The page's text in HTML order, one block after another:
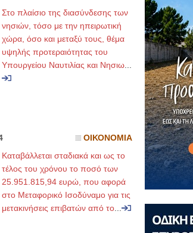
Στο πλαίσιο της διασύνδεσης των
νησιών, τόσο με την ηπειρωτική
χώρα, όσο και μεταξύ τους, θέμα
υψηλής προτεραιότητας του
Υπουργείου Ναυτιλίας και Νησιω...
ΟΙΚΟΝΟΜΙΑ
Καταβάλλεται σταδιακά και ως το
τέλος του χρόνου το ποσό των
25.951.815,94 ευρώ, που αφορά
στο Μεταφορικό Ισοδύναμο για τις
μετακινήσεις επιβατών από το...